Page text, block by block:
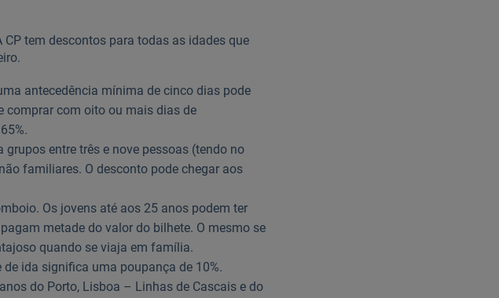
tem descontos para todas as idades que
antecedência mínima de cinco dias pode
comprar com oito ou mais dias de
entre três e nove pessoas (tendo no
familiares. O desconto pode chegar aos
Os jovens até aos 25 anos podem ter
metade do valor do bilhete. O mesmo se
quando se viaja em família.
ida significa uma poupança de 10%.
do Porto, Lisboa – Linhas de Cascais e do